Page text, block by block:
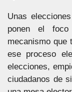
Unas
ponen el
mecanismo que
ese proceso
elecciones,
ciudadanos de